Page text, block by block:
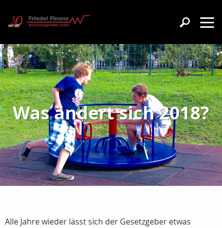
Was ändert sich 2018?
Alle Jahre wieder lässt sich der Gesetzgeber etwas